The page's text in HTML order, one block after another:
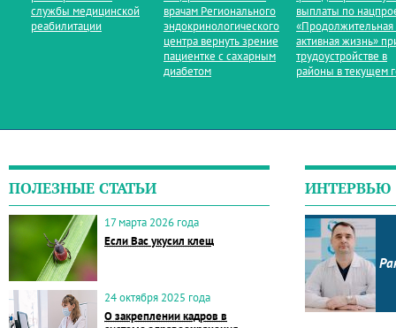
службы медицинской
реабилитации
врачам Регионального
эндокринологического
центра вернуть зрение
пациентке с сахарным
диабетом
выплаты по
«Продолжительная
активная жизнь»
трудоустройстве в
районы в текущем
ПОЛЕЗНЫЕ СТАТЬИ
17 марта 2026 года
Если Вас укусил клещ
24 октября 2025 года
О закреплении кадров в
ИНТЕРВЬЮ